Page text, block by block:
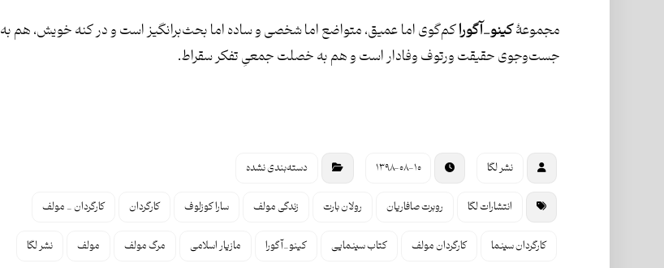
مجموعۀکینو_آگوراکم‌گوی اما عمیق، متواضع اما شخصی و ساده اما بحث‌برانگیز است و در کنه خویش، هم به
جست‌وجوی حقیقت ورتوف وفادار است و هم به خصلت جمعیِ تفکر سقراط.
نشر لگا ۱۳۹۸-۰۸-۱۰ دسته‌بندی نشده
انتشارات لگا روبرت صافاریان رولان بارت زندگی مولف سارا کوزلوف کارگردان کارگردان _ مولف
کارگردان سینما کارگردان مولف کتاب سینمایی کینو_آگورا مازیار اسلامی مرگ مولف مولف نشر لگا